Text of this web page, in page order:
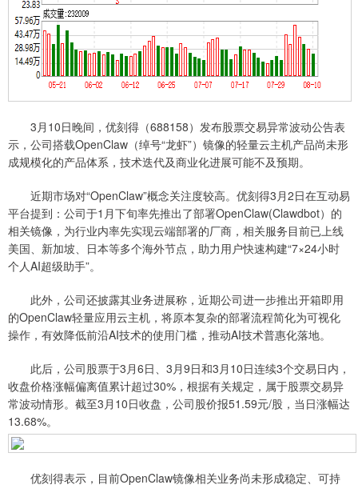
3月10日晚间，优刻得（688158）发布股票交易异常波动公告表
示，公司搭载OpenClaw（绰号“龙虾”）镜像的轻量云主机产品尚未形
成规模化的产品体系，技术迭代及商业化进展可能不及预期。
近期市场对“OpenClaw”概念关注度较高。优刻得3月2日在互动易
平台提到：公司于1月下旬率先推出了部署OpenClaw(Clawdbot）的
相关镜像，为行业内率先实现云端部署的厂商，相关服务目前已上线
美国、新加坡、日本等多个海外节点，助力用户快速构建“7×24小时
个人AI超级助手”。
此外，公司还披露其业务进展称，近期公司进一步推出开箱即用
的OpenClaw轻量应用云主机，将原本复杂的部署流程简化为可视化
操作，有效降低前沿AI技术的使用门槛，推动AI技术普惠化落地。
此后，公司股票于3月6日、3月9日和3月10日连续3个交易日内，
收盘价格涨幅偏离值累计超过30%，根据有关规定，属于股票交易异
常波动情形。截至3月10日收盘，公司股价报51.59元/股，当日涨幅达
13.68%。
优刻得表示，目前OpenClaw镜像相关业务尚未形成稳定、可持